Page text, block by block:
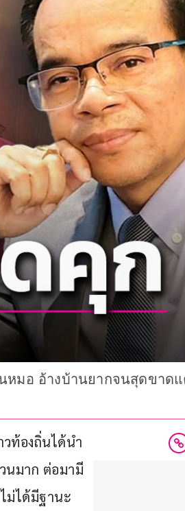
หมอ อ้างบ้านยากจนสุดขาด
ท้องถิ่นได้นำ
นมาก ต่อมามี
ม่ได้มีฐานะ